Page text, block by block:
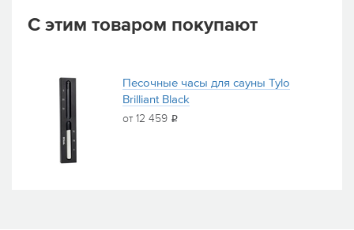
С этим товаром покупают
Песочные часы для сауны Tylo
Brilliant Black
от 12 459 i